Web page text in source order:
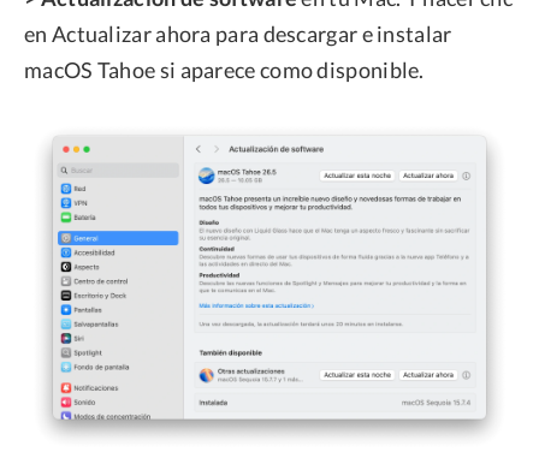
en Actualizar ahora para descargar e instalar
macOS Tahoe si aparece como disponible.